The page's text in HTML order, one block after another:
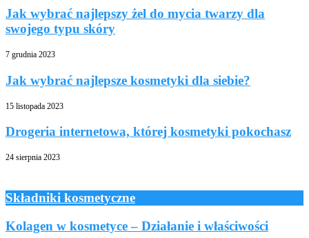
Jak wybrać najlepszy żel do mycia twarzy dla
swojego typu skóry
7 grudnia 2023
Jak wybrać najlepsze kosmetyki dla siebie?
15 listopada 2023
Drogeria internetowa, której kosmetyki pokochasz
24 sierpnia 2023
Składniki kosmetyczne
Kolagen w kosmetyce – Działanie i właściwości